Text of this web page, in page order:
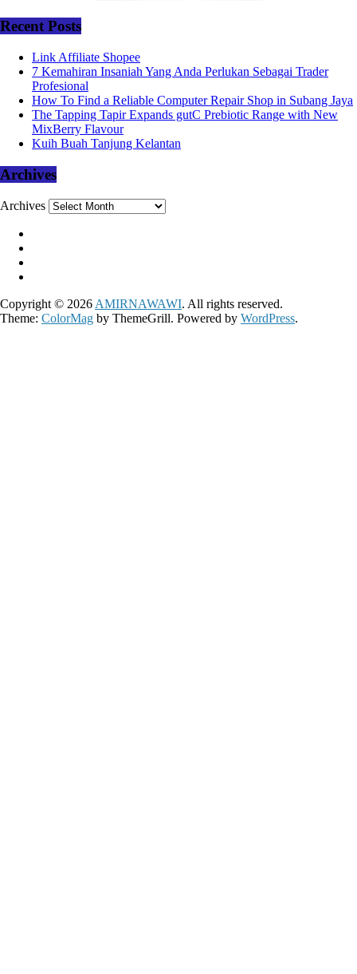
Recent Posts
Link Affiliate Shopee
7 Kemahiran Insaniah Yang Anda Perlukan Sebagai Trader
Profesional
How To Find a Reliable Computer Repair Shop in Subang Jaya
The Tapping Tapir Expands gutC Prebiotic Range with New
MixBerry Flavour
Kuih Buah Tanjung Kelantan
Archives
Archives
Copyright © 2026 AMIRNAWAWI. All rights reserved.
Theme: ColorMag by ThemeGrill. Powered by WordPress.